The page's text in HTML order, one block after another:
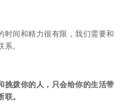
时间和精力很有限，我们需要和
。
挑拨你的人，只会给你的生活带
。